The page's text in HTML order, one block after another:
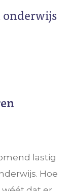
onderwijs
lastig
Hoe